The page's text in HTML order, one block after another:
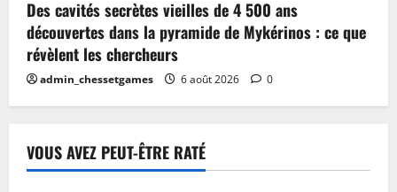
Des cavités secrètes vieilles de 4 500 ans
découvertes dans la pyramide de Mykérinos : ce que
révèlent les chercheurs
admin_chessetgames 6 août 2026 0
VOUS AVEZ PEUT-ÊTRE RATÉ